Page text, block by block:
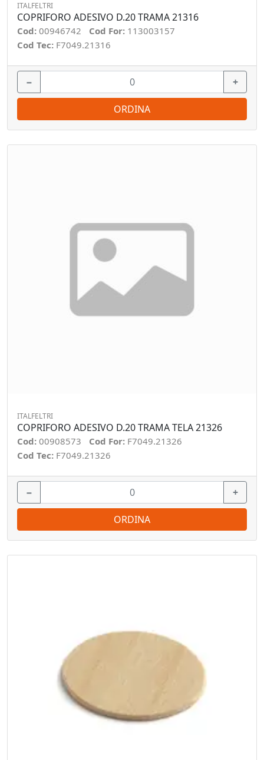
ITALFELTRI
COPRIFORO ADESIVO D.20 TRAMA 21316
Cod: 00946742 Cod For: 113003157
Cod Tec: F7049.21316
− +
ORDINA
ITALFELTRI
COPRIFORO ADESIVO D.20 TRAMA TELA 21326
Cod: 00908573 Cod For: F7049.21326
Cod Tec: F7049.21326
− +
ORDINA